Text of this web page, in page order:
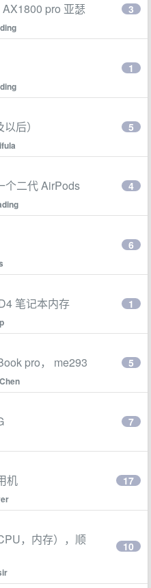
pro 亚瑟 3
1
后） 5
个二代 AirPods 4
6
笔记本内存 1
pro， me293 5
7
机 17
，内存），顺
10